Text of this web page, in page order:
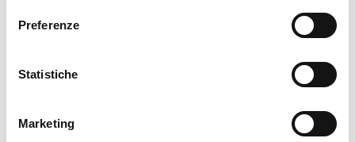
Preferenze
Statistiche
Marketing
questo, in fase di acquisto è opportuno valutare un
inverter
, ossia che offra la possibilità di convogliare l’energia non
consumata in batterie apposite, sia che si decida di procedere
subito all’installazione del sistema di accumulo o meno.
Quanto costa un inverter?